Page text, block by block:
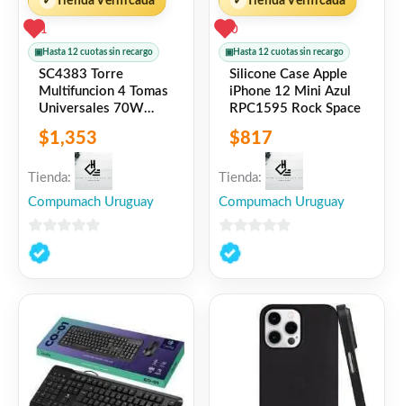
1
▣ Hasta 12 cuotas sin recargo
SC4383 Torre
Multifuncion 4 Tomas
Universales 70W
2USB-C+USB-A
Carga Rapida Blanco
LDNIO
$1,353
Tienda:
Compumach Uruguay
0
de
0
▣ Hasta 12 cuotas sin recargo
Silicone Case Apple
iPhone 12 Mini Azul
RPC1595 Rock Space
$817
Tienda:
Compumach Uruguay
0
de